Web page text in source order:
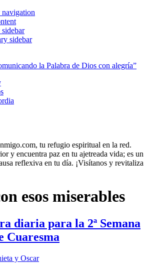
sidebar
la Palabra de Dios con alegría”
tu refugio espiritual en la red.
y encuentra paz en tu ajetreada vida; es un
reflexiva en tu día. ¡Visítanos y revitaliza
esos miserables
diaria para la 2ª Semana
Cuaresma
y Oscar